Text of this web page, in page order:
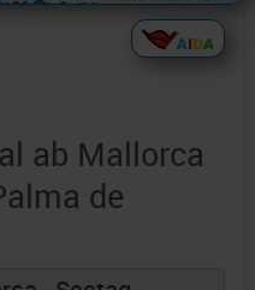
ab Mallorca
de